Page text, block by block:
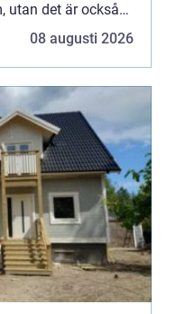
utan det är också
08 augusti 2026